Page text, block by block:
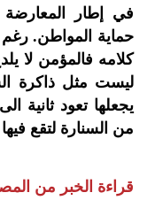
في إطار المعارضة
حماية المواطن.
كلامه فالمؤمن لا
ليست مثل ذاكرة
يجعلها تعود ثانية
من السنارة لتقع
قراءة الخبر من